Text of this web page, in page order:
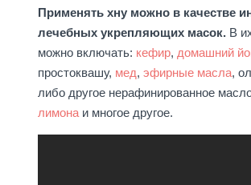
Применять хну можно в качестве
лечебных укрепляющих масок.В
можно включать: кефир, домашний
простоквашу, мед, эфирные масла,
либо другое нерафинированное
лимонаи многое другое.